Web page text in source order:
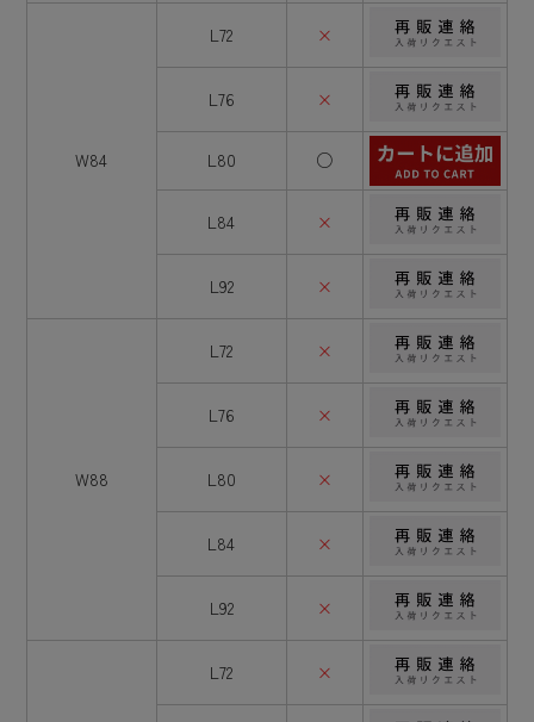
W84
L72 ×
L76 ×
L80 ○
L84 ×
L92 ×
W88
L72 ×
L76 ×
L80 ×
L84 ×
L92 ×
L72 ×